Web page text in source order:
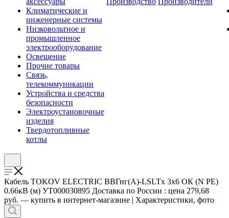
Климатические и
инженерные системы
Низковольтное и
промышленное
электрооборудование
Освещение
Прочие товары
Связь,
телекоммуникации
Устройства и средства
безопасности
Электроустановочные
изделия
Твердотопливные
котлы
Кабель TOKOV ELECTRIC ВВГнг(А)-LSLTx 3х6 ОК (N PE)
0.66кВ (м) УТ000030895 Доставка по России : цена 279,68
руб. — купить в интернет-магазине | Характеристики, фото